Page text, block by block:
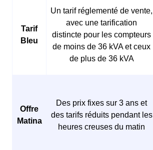
Tarif
Bleu
Un tarif réglementé de vente,
avec une tarification
distincte pour les compteurs
de moins de 36 kVA et ceux
de plus de 36 kVA
Offre
Matina
Des prix fixes sur 3 ans et
des tarifs réduits pendant les
heures creuses du matin